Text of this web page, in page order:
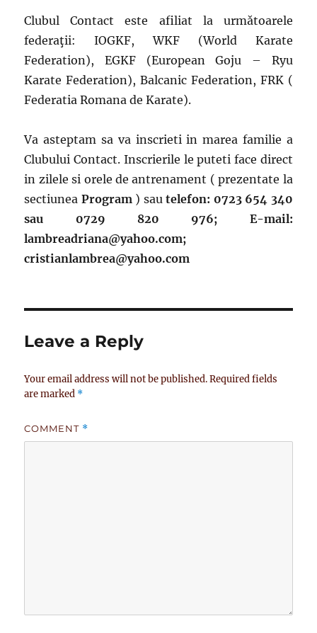
Clubul Contact este afiliat la urmǎtoarele
federaţii: IOGKF, WKF (World Karate
Federation), EGKF (European Goju – Ryu
Karate Federation), Balcanic Federation, FRK (
Federatia Romana de Karate).
Va asteptam sa va inscrieti in marea familie a
Clubului Contact. Inscrierile le puteti face direct
in zilele si orele de antrenament ( prezentate la
sectiunea Program ) sautelefon: 0723 654 340
sau 0729 820 976; E-mail:
lambreadriana@yahoo.com;
cristianlambrea@yahoo.com
Leave a Reply
Your email address will not be published. Required fields
are marked *
COMMENT *